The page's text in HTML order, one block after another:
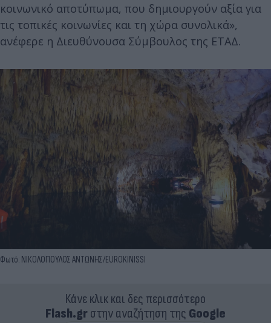
κοινωνικό αποτύπωμα, που δημιουργούν αξία για
τις τοπικές κοινωνίες και τη χώρα συνολικά»,
ανέφερε η Διευθύνουσα Σύμβουλος της ΕΤΑΔ.
Φωτό: ΝΙΚΟΛΟΠΟΥΛΟΣ ΑΝΤΩΝΗΣ/EUROKINISSI
Κάνε κλικ και δες περισσότερο
Flash.grστην αναζήτηση της Google